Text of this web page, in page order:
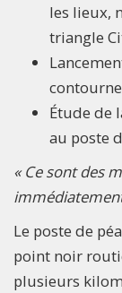
les lieux,
triangle
Étude de
au poste
« Ce sont des
Le poste de
point noir
plusieurs